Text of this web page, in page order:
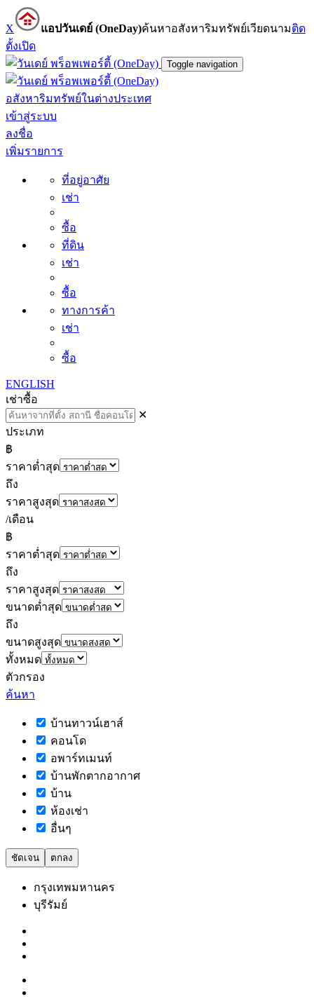
X แอปวันเดย์ (OneDay)ค้นหาอสังหาริมทรัพย์เวียดนามติด
ตั้งเปิด
Toggle navigation
อสังหาริมทรัพย์ในต่างประเทศ
เข้าสู่ระบบ
ลงชื่อ
เพิ่มรายการ
ที่อยู่อาศัย
เช่า
ซื้อ
ที่ดิน
เช่า
ซื้อ
ทางการค้า
เช่า
ซื้อ
ENGLISH
เช่าซื้อ
✕
ประเภท
฿
ราคาต่ำสุด
ถึง
ราคาสูงสุด
/เดือน
฿
ราคาต่ำสุด
ถึง
ราคาสูงสุด
ขนาดต่ำสุด
ถึง
ขนาดสูงสุด
ทั้งหมด
ตัวกรอง
ค้นหา
บ้านทาวน์เฮาส์
คอนโด
อพาร์ทเมนท์
บ้านพักตากอากาศ
บ้าน
ห้องเช่า
อื่นๆ
ชัดเจน ตกลง
กรุงเทพมหานคร
บุรีรัมย์